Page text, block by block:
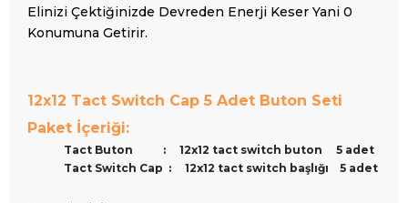
Elinizi Çektiğinizde Devreden Enerji Keser Yani 0
Konumuna Getirir.
12x12 Tact Switch Cap 5 Adet Buton Seti
Paket İçeriği:
Tact Buton : 12x12 tact switch buton 5 adet
Tact Switch Cap : 12x12 tact switch başlığı 5 adet